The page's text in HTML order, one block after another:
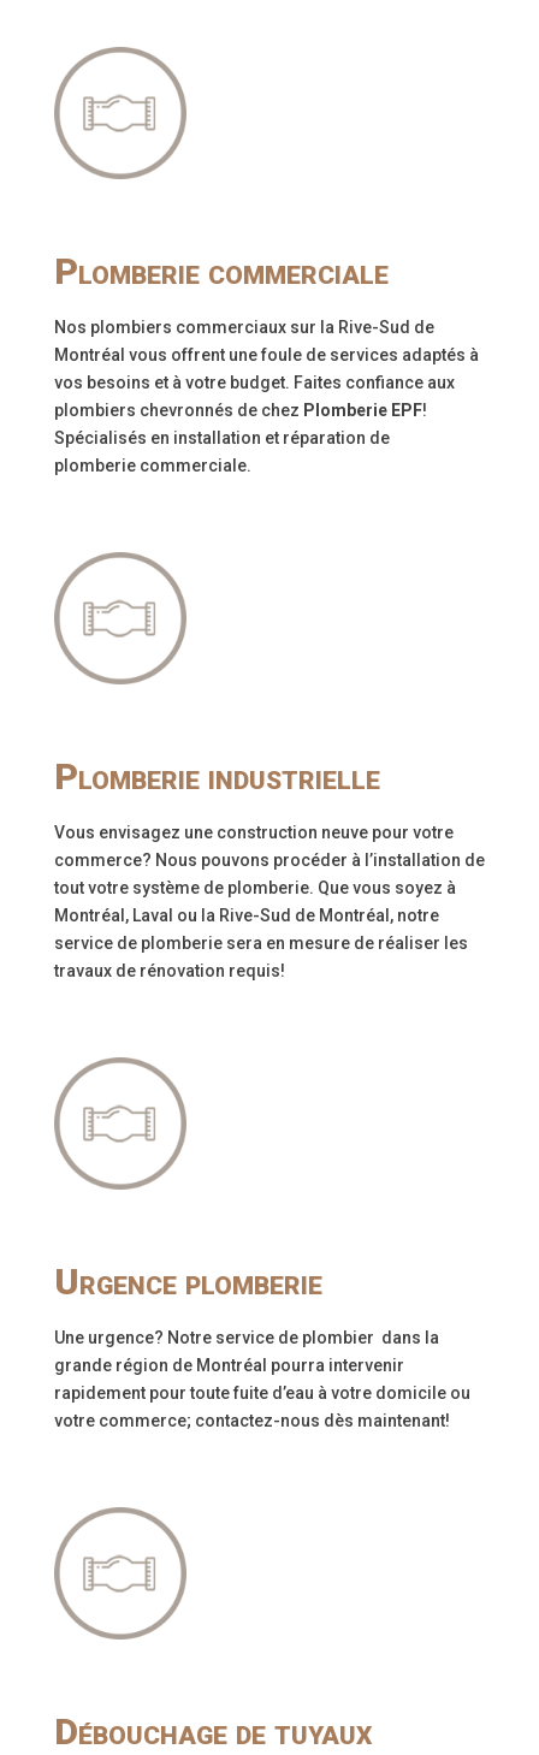
Plomberie commerciale
Nos plombiers commerciaux sur la Rive-Sud de
Montréal vous offrent une foule de services adaptés à
vos besoins et à votre budget. Faites confiance aux
plombiers chevronnés de chez Plomberie EPF!
Spécialisés en installation et réparation de
plomberie commerciale.
Plomberie industrielle
Vous envisagez une construction neuve pour votre
commerce? Nous pouvons procéder à l’installation de
tout votre système de plomberie. Que vous soyez à
Montréal, Laval ou la Rive-Sud de Montréal, notre
service de plomberie sera en mesure de réaliser les
travaux de rénovation requis!
Urgence plomberie
Une urgence? Notre service de plombier dans la
grande région de Montréal pourra intervenir
rapidement pour toute fuite d’eau à votre domicile ou
votre commerce; contactez-nous dès maintenant!
Débouchage de tuyaux